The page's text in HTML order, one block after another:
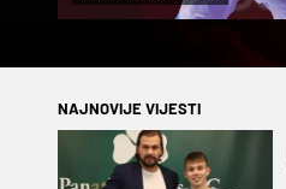
NAJNOVIJE VIJESTI